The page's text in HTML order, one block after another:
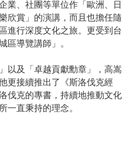
業、社團等單位作「歐洲、日
欣賞」的演講，而且也擔任隨
進行深度文化之旅。更受到台
區導覽講師」。
以及「卓越貢獻勳章」，高嵩
更接續推出了《斯洛伐克經
伐克的專書，持續地推動文化
一直秉持的理念。